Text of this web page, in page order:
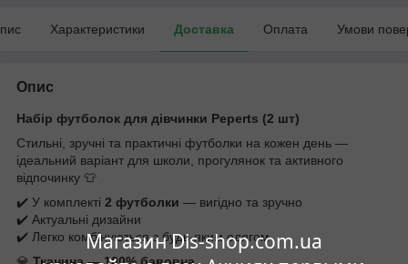
Магазин Dis-shop.com.ua
Характеристики Доставка Оплата Умови
Опис
Набір футболок для дівчинки Peperts (2 шт)
Стильні, зручні та практичні футболки на кожен день —
ідеальний варіант для школи, прогулянок та активного
відпочинку 👕
✔️ У комплекті 2 футболки — вигідно та зручно
✔️ Актуальні дизайни
✔️ Легко комбінуються з будь-яким одягом
💎 Тканина — 100% бавовна